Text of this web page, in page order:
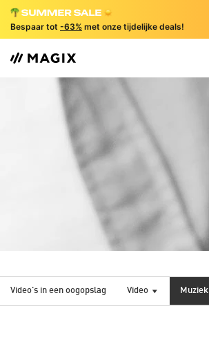
Bespaar tot -63% met onze tijdelijke deals!
Video's in een oogopslag Video Muziek